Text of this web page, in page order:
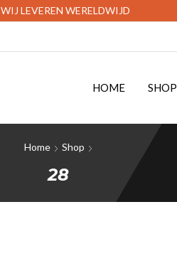
WIJ LEVEREN WERELDWIJD
HOME SHOP
Home Shop
28